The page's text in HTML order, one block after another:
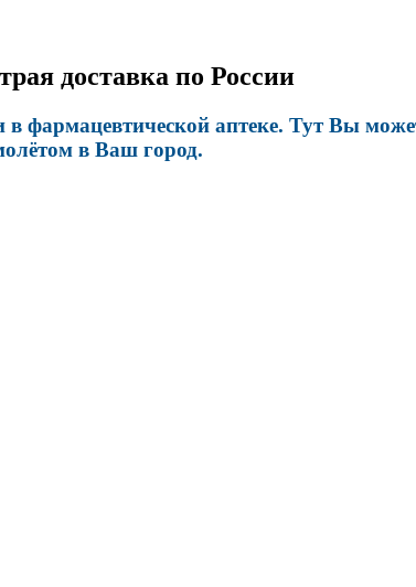
доставка по России
фармацевтической аптеке. Тут Вы
в Ваш город.